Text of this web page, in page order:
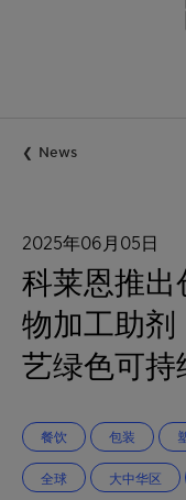
News
2025年06月05日
科莱恩推
物加工助剂
艺绿色可持
餐饮 包装
全球 大中华区